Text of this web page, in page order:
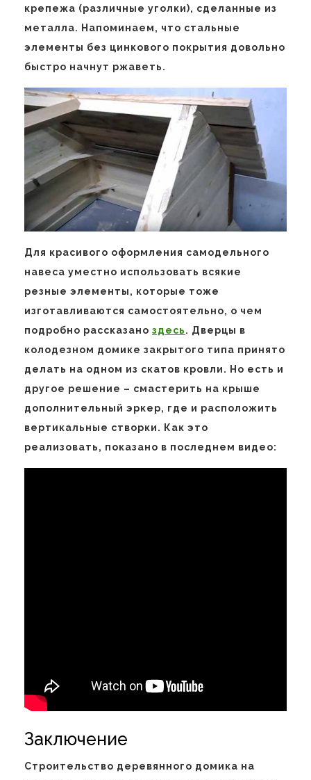
крепежа (различные уголки), сделанные из
металла. Напоминаем, что стальные
элементы без цинкового покрытия довольно
быстро начнут ржаветь.
Для красивого оформления самодельного
навеса уместно использовать всякие
резные элементы, которые тоже
изготавливаются самостоятельно, о чем
подробно рассказано здесь. Дверцы в
колодезном домике закрытого типа принято
делать на одном из скатов кровли. Но есть и
другое решение – смастерить на крыше
дополнительный эркер, где и расположить
вертикальные створки. Как это
реализовать, показано в последнем видео:
Заключение
Строительство деревянного домика на